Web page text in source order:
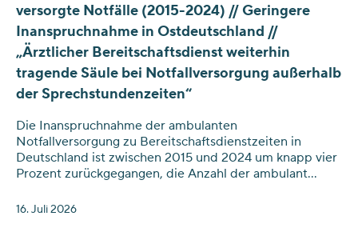
versorgte Notfälle (2015-2024) // Geringere
Inanspruchnahme in Ostdeutschland //
„Ärztlicher Bereitschaftsdienst weiterhin
tragende Säule bei Notfallversorgung außerhalb
der Sprechstundenzeiten“
Die Inanspruchnahme der ambulanten
Notfallversorgung zu Bereitschaftsdienstzeiten in
Deutschland ist zwischen 2015 und 2024 um knapp vier
Prozent zurückgegangen, die Anzahl der ambulant
16. Juli 2026